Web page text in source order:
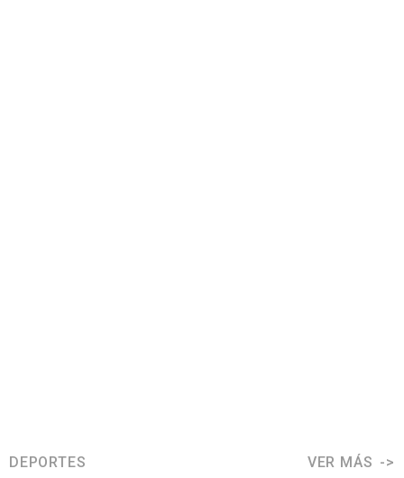
DEPORTES VER MÁS